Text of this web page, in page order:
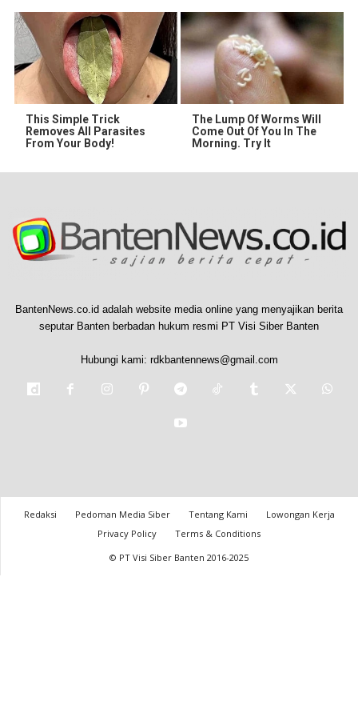
This Simple Trick
Removes All Parasites
From Your Body!
The Lump Of Worms Will
Come Out Of You In The
Morning. Try It
BantenNews.co.id adalah website media online yang menyajikan berita
seputar Banten berbadan hukum resmi PT Visi Siber Banten
Hubungi kami: rdkbantennews@gmail.com
Redaksi Pedoman Media Siber Tentang Kami
Lowongan Kerja
Privacy Policy
Terms & Conditions
© PT Visi Siber Banten 2016-2025